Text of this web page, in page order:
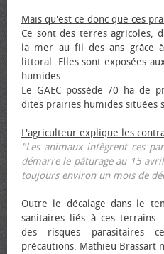
Mais qu'est ce donc que ces
Ce sont des terres agricoles,
la mer au fil des ans grâce
littoral. Elles sont exposées
humides.
Le GAEC possède 70 ha de
dites prairies humides situées
L'agriculteur explique les
"Les animaux intègrent ces
démarre le pâturage au 15
toujours environ un mois de
Outre le décalage dans le
sanitaires liés à ces
des risques parasitaires
précautions. Mathieu